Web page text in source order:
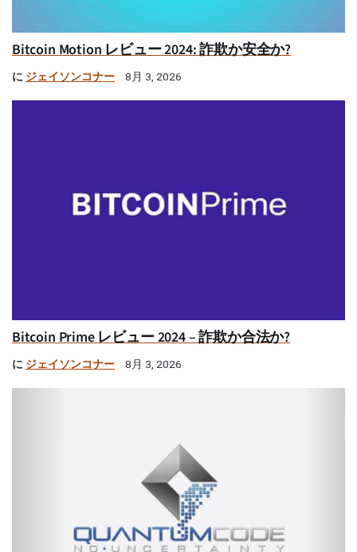
Bitcoin Motion レビュー 2024: 詐欺か安全か?
に ジェイソンコナー 8月 3, 2026
Bitcoin Prime レビュー 2024 – 詐欺か合法か?
に ジェイソンコナー 8月 3, 2026